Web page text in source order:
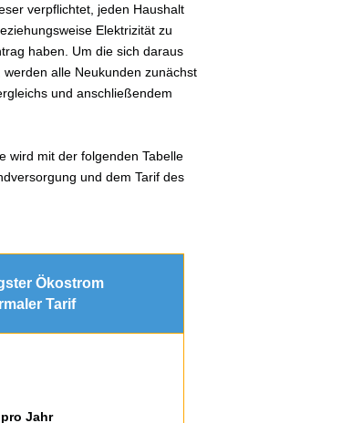
verpflichtet, jeden Haushalt
Elektrizität zu
haben. Um die sich daraus
alle Neukunden zunächst
und anschließendem
wird mit der folgenden Tabelle
und dem Tarif des
Ökostrom
Tarif
pro Jahr